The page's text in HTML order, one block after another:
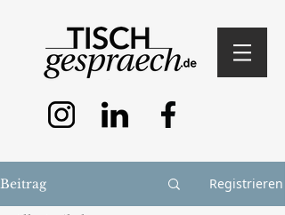
Beitrag Registrieren